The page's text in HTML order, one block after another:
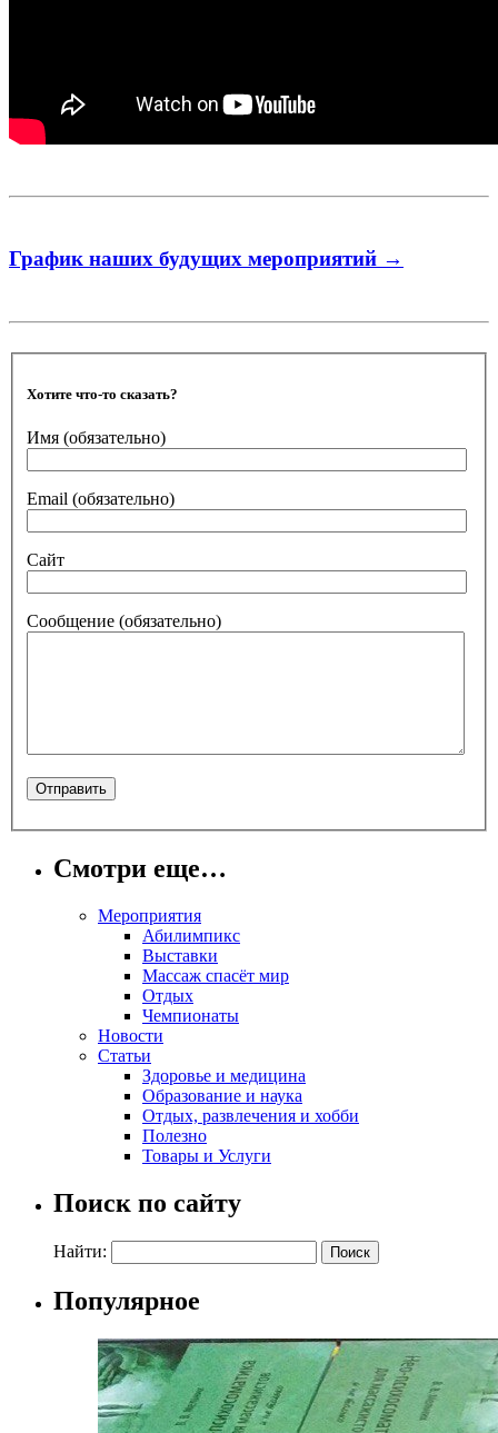
График наших будущих мероприятий →
Хотите что-то сказать?
Имя (обязательно)
Email (обязательно)
Сайт
Сообщение (обязательно)
Смотри еще…
Мероприятия
Абилимпикс
Выставки
Массаж спасёт мир
Отдых
Чемпионаты
Новости
Статьи
Здоровье и медицина
Образование и наука
Отдых, развлечения и хобби
Полезно
Товары и Услуги
Поиск по сайту
Найти:
Популярное